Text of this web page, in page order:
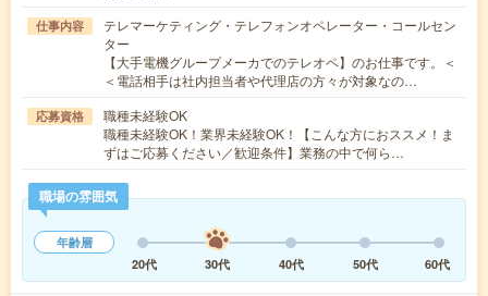
仕事内容
テレマーケティング・テレフォンオペレーター・コールセン
ター
【大手電機グループメーカでのテレオペ】のお仕事です。＜
＜電話相手は社内担当者や代理店の方々が対象なの…
応募資格
職種未経験OK
職種未経験OK！業界未経験OK！【こんな方におススメ！ま
ずはご応募ください／歓迎条件】業務の中で何ら…
職場の雰囲気
年齢層
20代
30代 40代 50代 60代